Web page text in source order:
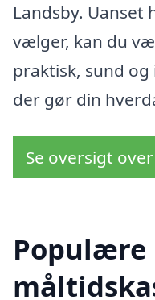
Landsby. Uanset
vælger, kan du
praktisk, sund
der gør din
Se oversigt
Populære